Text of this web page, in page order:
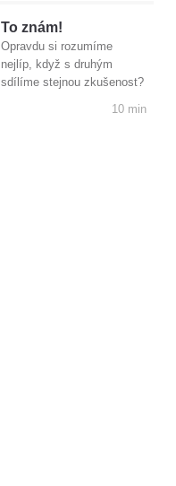
To znám!
Opravdu si rozumíme
nejlíp, když s druhým
sdílíme stejnou zkušenost?
10 min